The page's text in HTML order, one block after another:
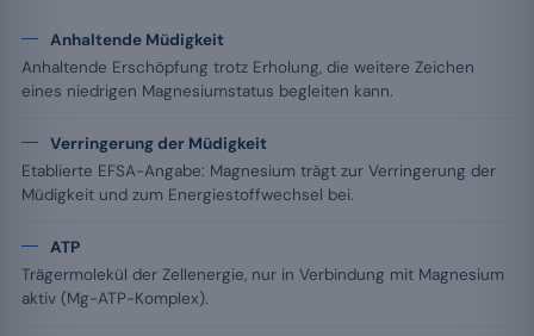
Anhaltende Müdigkeit
Anhaltende Erschöpfung trotz Erholung, die weitere Zeichen
eines niedrigen Magnesiumstatus begleiten kann.
Verringerung der Müdigkeit
Etablierte EFSA-Angabe: Magnesium trägt zur Verringerung der
Müdigkeit und zum Energiestoffwechsel bei.
ATP
Trägermolekül der Zellenergie, nur in Verbindung mit Magnesium
aktiv (Mg-ATP-Komplex).